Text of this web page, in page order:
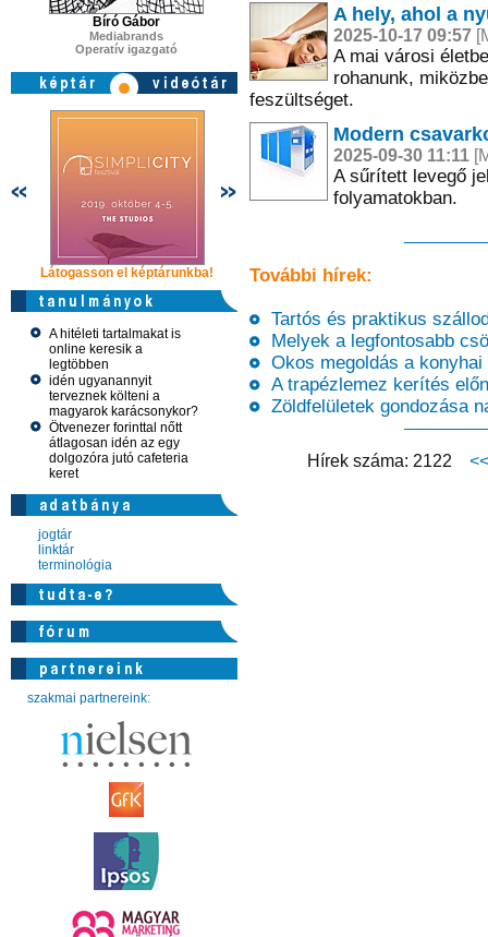
Bíró Gábor
Mediabrands
Operatív igazgató
Látogasson el képtárunkba! Látogasson el képtárunkba!
A hitéleti tartalmakat is
online keresik a
legtöbben
idén ugyanannyit
terveznek költeni a
magyarok karácsonykor?
Ötvenezer forinttal nőtt
átlagosan idén az egy
dolgozóra jutó cafeteria
keret
jogtár
linktár
terminológia
szakmai partnereink:
A hely, ahol a
2025-10-17 09:57
A mai városi
rohanunk,
feszültséget.
Modern
2025-09-30 11:11
A sűrített levegő
folyamatokban.
További hírek:
Tartós és praktikus
Melyek a legfontosabb
Okos megoldás a konyhai
A trapézlemez kerítés
Zöldfelületek gondozása
Hírek száma: 2122